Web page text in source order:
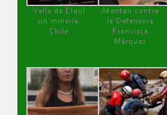
Valle de Elqui
sin minería.
Chile
Atentan contra
la Defensora
Francisca
Márquez